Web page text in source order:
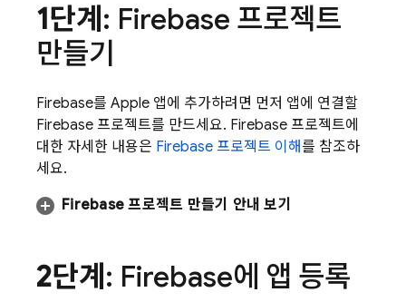
1단계 : Firebase 프로젝트
만들기
Firebase를 Apple 앱에 추가하려면 먼저 앱에 연결할
Firebase 프로젝트를 만드세요. Firebase 프로젝트에
대한 자세한 내용은 Firebase 프로젝트 이해를 참조하
세요.
Firebase 프로젝트 만들기 안내 보기
2단계 : Firebase에 앱 등록